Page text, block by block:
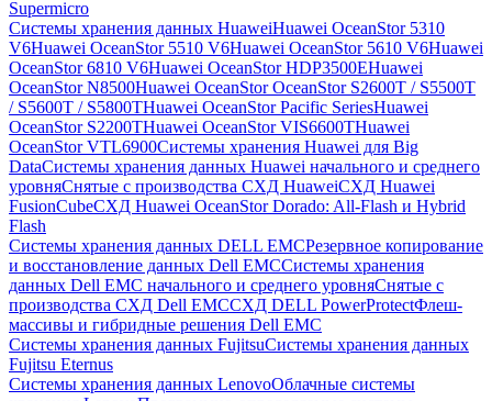
Supermicro
Системы хранения данных HuaweiHuawei OceanStor 5310
V6Huawei OceanStor 5510 V6Huawei OceanStor 5610 V6Huawei
OceanStor 6810 V6Huawei OceanStor HDP3500EHuawei
OceanStor N8500Huawei OceanStor OceanStor S2600T / S5500T
/ S5600T / S5800THuawei OceanStor Pacific SeriesHuawei
OceanStor S2200THuawei OceanStor VIS6600THuawei
OceanStor VTL6900Системы хранения Huawei для Big
DataСистемы хранения данных Huawei начального и среднего
уровняСнятые с производства СХД HuaweiСХД Huawei
FusionCubeСХД Huawei OceanStor Dorado: All-Flash и Hybrid
Flash
Системы хранения данных DELL EMCРезервное копирование
и восстановление данных Dell EMCСистемы хранения
данных Dell EMC начального и среднего уровняСнятые с
производства СХД Dell EMCСХД DELL PowerProtectФлеш-
массивы и гибридные решения Dell EMC
Системы хранения данных FujitsuСистемы хранения данных
Fujitsu Eternus
Системы хранения данных LenovoОблачные системы